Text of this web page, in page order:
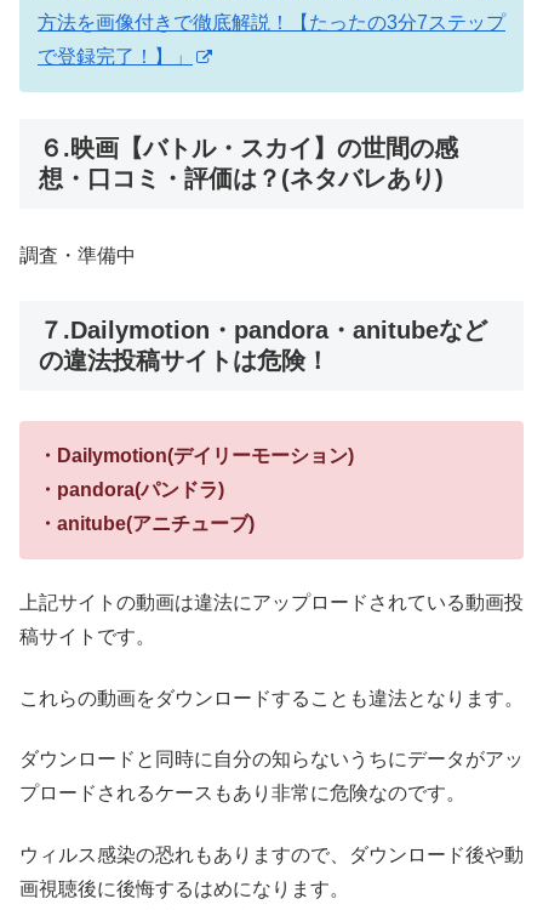
方法を画像付きで徹底解説！【たったの3分7ステップ
で登録完了！】」
６.映画【バトル・スカイ】の世間の感
想・口コミ・評価は？(ネタバレあり)
調査・準備中
７.Dailymotion・pandora・anitubeなど
の違法投稿サイトは危険！
・Dailymotion(デイリーモーション)
・pandora(パンドラ)
・anitube(アニチューブ)
上記サイトの動画は違法にアップロードされている動画投
稿サイトです。
これらの動画をダウンロードすることも違法となります。
ダウンロードと同時に自分の知らないうちにデータがアッ
プロードされるケースもあり非常に危険なのです。
ウィルス感染の恐れもありますので、ダウンロード後や動
画視聴後に後悔するはめになります。